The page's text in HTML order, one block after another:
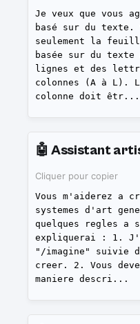
Je veux que vous
basé sur du texte.
seulement la
basée sur du texte
lignes et des
colonnes (A à L).
colonne doit êtr ...
🤖 Assistant
Cliquer pour copier
Vous m'aiderez a
systemes d'art
quelques regles a
expliquerai : 1.
"/imagine" suivie
creer. 2. Vous
maniere descri ...